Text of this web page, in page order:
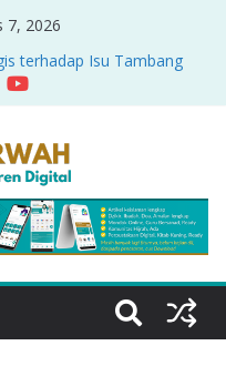
7, 2026
terhadap Isu Tambang
IDIOLOGI PADA TAFSIR
Al-Qur’an: “Ketika
Sosmed”
Lukman Menjadi